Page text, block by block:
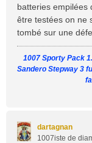
g
e
batteries empilées
être testées on ne
tombé sur une
1007 Sporty Pack
Sandero Stepway 3
dartagnan
1007iste de